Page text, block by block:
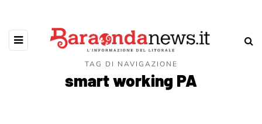
TAG DI NAVIGAZIONE
smart working PA